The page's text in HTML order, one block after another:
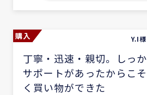
購入 Y.I様
丁寧・迅速・親切。しっ
サポートがあったからこ
く買い物ができた